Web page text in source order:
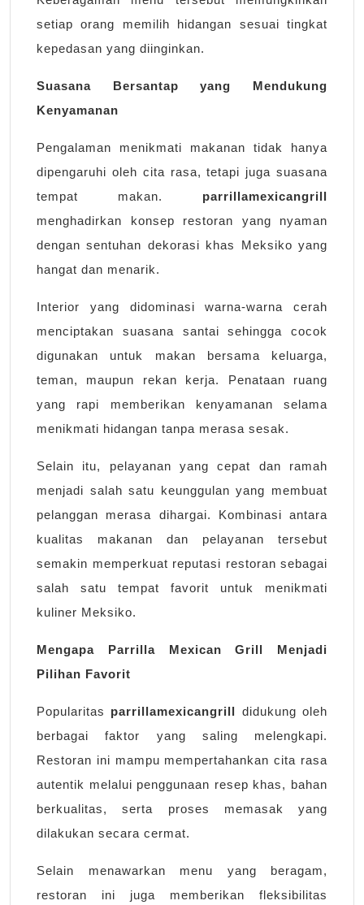
setiap orang memilih hidangan sesuai tingkat
kepedasan yang diinginkan.
Suasana Bersantap yang Mendukung
Kenyamanan
Pengalaman menikmati makanan tidak hanya
dipengaruhi oleh cita rasa, tetapi juga suasana
tempat makan. parrillamexicangrill
menghadirkan konsep restoran yang nyaman
dengan sentuhan dekorasi khas Meksiko yang
hangat dan menarik.
Interior yang didominasi warna-warna cerah
menciptakan suasana santai sehingga cocok
digunakan untuk makan bersama keluarga,
teman, maupun rekan kerja. Penataan ruang
yang rapi memberikan kenyamanan selama
menikmati hidangan tanpa merasa sesak.
Selain itu, pelayanan yang cepat dan ramah
menjadi salah satu keunggulan yang membuat
pelanggan merasa dihargai. Kombinasi antara
kualitas makanan dan pelayanan tersebut
semakin memperkuat reputasi restoran sebagai
salah satu tempat favorit untuk menikmati
kuliner Meksiko.
Mengapa Parrilla Mexican Grill Menjadi
Pilihan Favorit
Popularitas parrillamexicangrill didukung oleh
berbagai faktor yang saling melengkapi.
Restoran ini mampu mempertahankan cita rasa
autentik melalui penggunaan resep khas, bahan
berkualitas, serta proses memasak yang
dilakukan secara cermat.
Selain menawarkan menu yang beragam,
restoran ini juga memberikan fleksibilitas